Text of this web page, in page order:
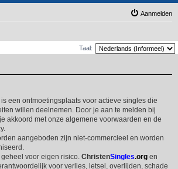
Aanmelden
Taal:
is een ontmoetingsplaats voor actieve singles die
willen deelnemen. Door je aan te melden bij
akkoord met onze algemene voorwaarden en de
aangeboden zijn niet-commercieel en worden
voor eigen risico. ChristenSingles.org en
voor verlies, letsel, overlijden, schade